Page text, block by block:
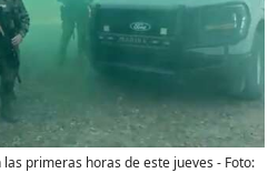
primeras horas de este jueves - Foto: